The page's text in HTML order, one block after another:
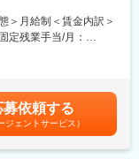
イルを提案する美容
親会社（100％出
展開を進めておりま
イフスタイルに溶け込
験器具（ガラス器具
＞月給制＜賃金内訳＞
定残業手当/月：
り) 3,000円～8,000
分（前年度実績）＊
金はあくまでも目安
があります。月給(月
募依頼する
ジェントサービス）